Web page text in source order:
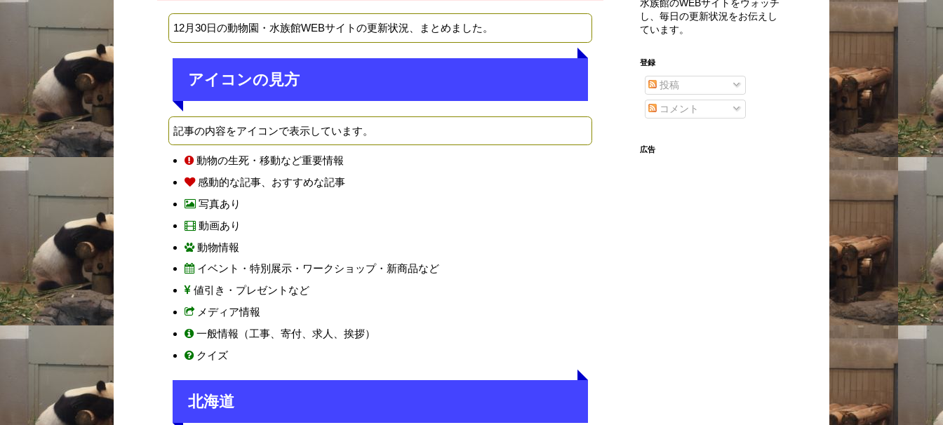
12月30日の動物園・水族館WEBサイトの更新状況、まとめました。
アイコンの見方
記事の内容をアイコンで表示しています。
動物の生死・移動など重要情報
感動的な記事、おすすめな記事
写真あり
動画あり
動物情報
イベント・特別展示・ワークショップ・新商品など
値引き・プレゼントなど
メディア情報
一般情報（工事、寄付、求人、挨拶）
クイズ
北海道
水族館のWEBサイトをウォッチ
し、毎日の更新状況をお伝えし
ています。
登録
投稿
コメント
広告